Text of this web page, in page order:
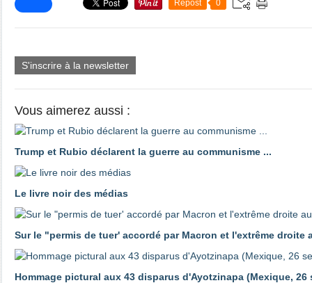
Repost 0
S'inscrire à la newsletter
Vous aimerez aussi :
Trump et Rubio déclarent la guerre au communisme ...
Le livre noir des médias
Sur le "permis de tuer' accordé par Macron et l'extrême droite
Hommage pictural aux 43 disparus d'Ayotzinapa (Mexique, 26